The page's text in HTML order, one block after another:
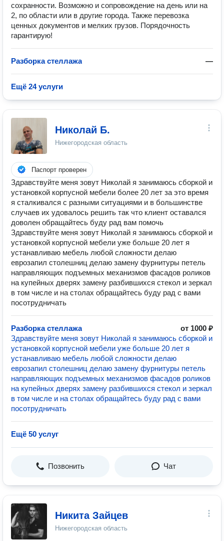
сохранности. Возможно и сопровождение на день или на
2, по области или в другие города. Также перевозка
ценных документов и мелких грузов. Порядочность
гарантирую!
Разборка стеллажа —
Ещё 24 услуги
Николай Б.
Нижегородская область
Паспорт проверен
Здравствуйте меня зовут Николай я занимаюсь сборкой и
установкой корпусной мебели более 20 лет за это время
я сталкивался с разными ситуациями и в большинстве
случаев их удовалось решить так что клиент оставался
доволен обращайтесь буду рад вам помочь
Здравствуйте меня зовут Николай я занимаюсь сборкой и
установкой корпусной мебели уже больше 20 лет я
устанавливаю мебель любой сложности делаю
еврозапил столешниц делаю замену фурнитуры петель
направляющих подъемных механизмов фасадов роликов
на купейных дверях замену разбившихся стекол и зеркал
в том числе и на столах обращайтесь буду рад с вами
посотрудничать
Разборка стеллажа
от 1000 ₽
Здравствуйте меня зовут Николай я занимаюсь сборкой и
установкой корпусной мебели уже больше 20 лет я
устанавливаю мебель любой сложности делаю
еврозапил столешниц делаю замену фурнитуры петель
направляющих подъемных механизмов фасадов роликов
на купейных дверях замену разбившихся стекол и зеркал
в том числе и на столах обращайтесь буду рад с вами
посотрудничать
Ещё 50 услуг
Позвонить Чат
Никита Зайцев
Нижегородская область